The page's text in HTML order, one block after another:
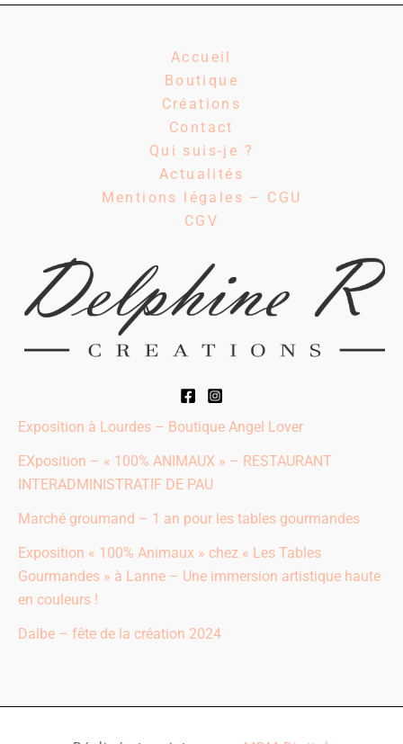
Accueil
Boutique
Créations
Contact
Qui suis-je ?
Actualités
Mentions légales – CGU
CGV
Exposition à Lourdes – Boutique Angel Lover
EXposition – « 100% ANIMAUX » – RESTAURANT
INTERADMINISTRATIF DE PAU​
Marché groumand – 1 an pour les tables gourmandes
Exposition « 100% Animaux » chez « Les Tables
Gourmandes » à Lanne – Une immersion artistique haute
en couleurs !
Dalbe – fête de la création 2024